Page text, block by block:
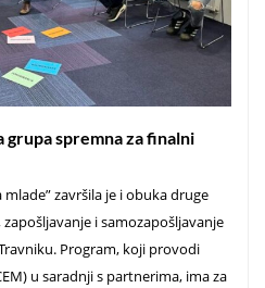
grupa spremna za finalni
mlade” završila je i obuka druge
i samozapošljavanje
Program, koji provodi
u saradnji s partnerima, ima za